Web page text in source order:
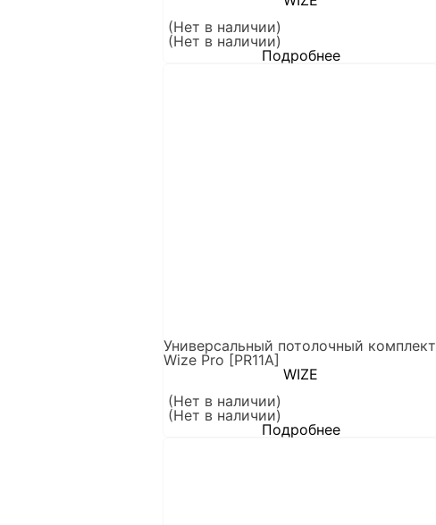
(Нет в наличии)
(Нет в наличии)
Подробнее
Универсальный потолочный комплект
Wize Pro [PR11A]
WIZE
(Нет в наличии)
(Нет в наличии)
Подробнее